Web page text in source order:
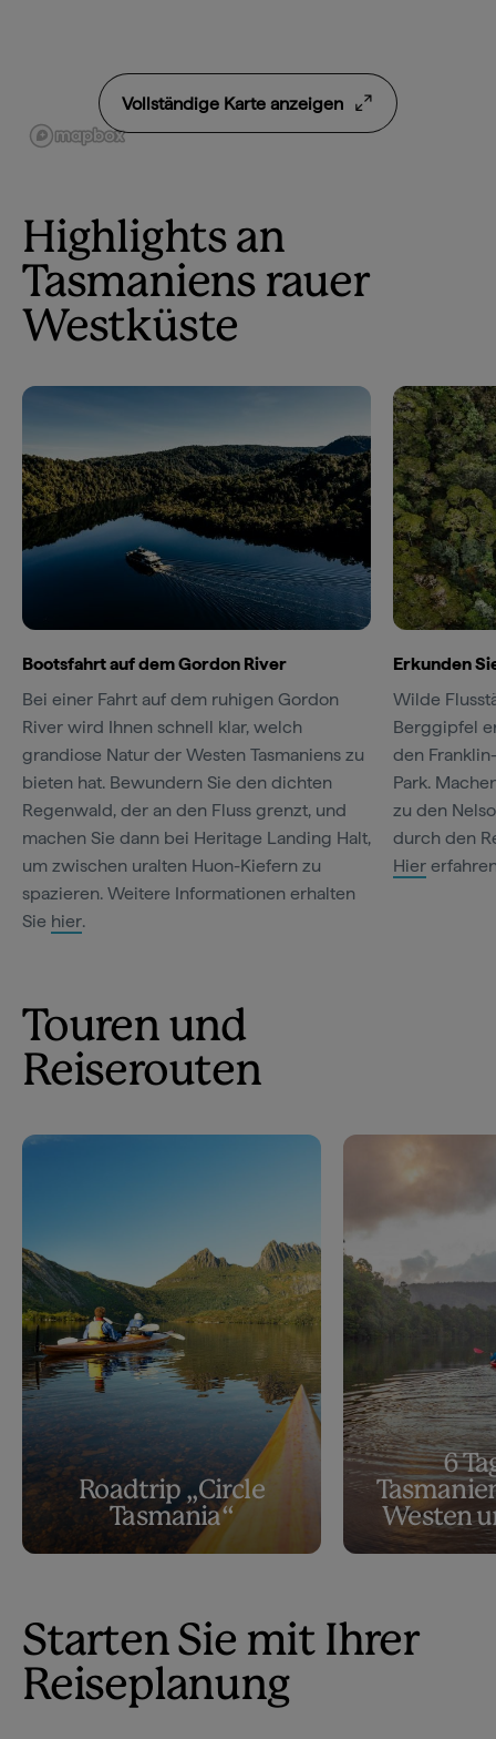
Vollständige Karte anzeigen
Highlights an
Tasmaniens rauer
Westküste
Bootsfahrt auf dem Gordon River
Bei einer Fahrt auf dem ruhigen Gordon
River wird Ihnen schnell klar, welch
grandiose Natur der Westen Tasmaniens zu
bieten hat. Bewundern Sie den dichten
Regenwald, der an den Fluss grenzt, und
machen Sie dann bei Heritage Landing Halt,
um zwischen uralten Huon-Kiefern zu
spazieren. Weitere Informationen erhalten
Sie hier.
Erkunden
Wilde
Berggipfel
den
Park.
zu den
durch den
Hier
Touren und
Reiserouten
Roadtrip „Circle
Tasmania“
6
Westen
Starten Sie mit Ihrer
Reiseplanung